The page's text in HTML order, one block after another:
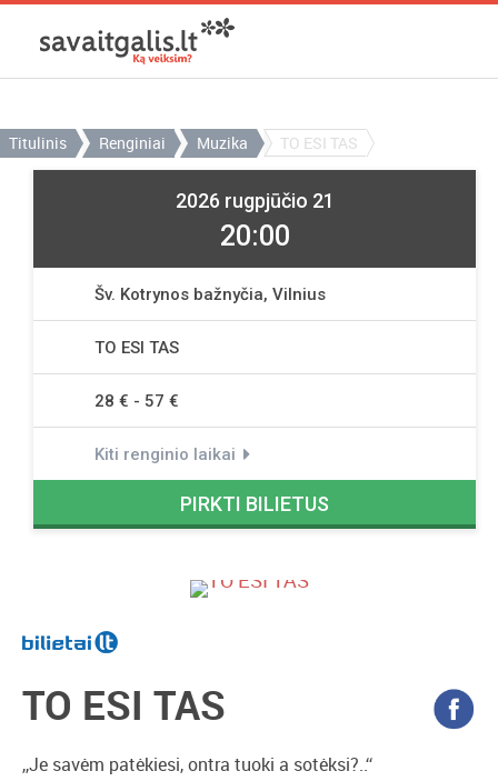
Titulinis Renginiai Muzika TO ESI TAS
TO ESI TAS
,,Je savėm patėkiesi, ontra tuoki a sotėksi?..‘‘
2026 rugpjūčio 21
20:00
Šv. Kotrynos bažnyčia, Vilnius
TO ESI TAS
28 € - 57 €
Kiti renginio laikai
PIRKTI BILIETUS